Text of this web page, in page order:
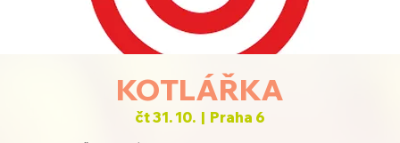
KOTLÁŘKA
čt 31. 10.
  |
Praha 6